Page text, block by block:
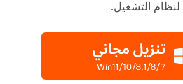
لنظام التشغيل.